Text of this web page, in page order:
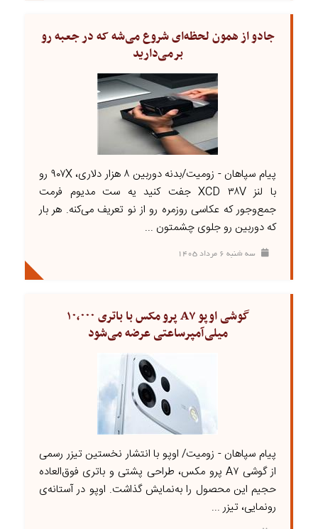
جادو از همون لحظه‌ای شروع می‌شه که در جعبه رو
برمی‌دارید
پیام سپاهان - زومیت/بدنه دوربین ۸ هزار دلاری، ۹۰۷X رو
با لنز XCD ۳۸V جفت کنید یه ست مدیوم فرمت
جمع‌وجور که عکاسی روزمره رو از نو تعریف می‌کنه. هر بار
که دوربین رو جلوی چشمتون ...
سه شنبه ۶ مرداد ۱۴۰۵
گوشی اوپو A۷ پرو مکس با باتری ۱۰٬۰۰۰
میلی‌آمپرساعتی عرضه می‌شود
پیام سپاهان - زومیت/ اوپو با انتشار نخستین تیزر رسمی
از گوشی A۷ پرو مکس، طراحی پشتی و باتری فوق‌العاده
حجیم این محصول را به‌نمایش گذاشت. اوپو در آستانه‌ی
رونمایی، تیزر ...